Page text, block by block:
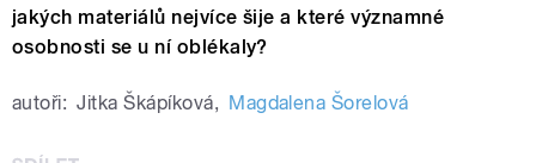
jakých materiálů nejvíce šije a které významné
osobnosti se u ní oblékaly?
autoři: Jitka Škápíková, Magdalena Šorelová